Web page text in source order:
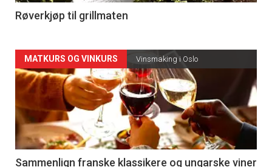
4
Røverkjøp til grillmaten
Forsiden
akkurat
nå
-
MATKURS OG VINKURS Vinsmaking i Oslo
Sammenlign franske klassikere og ungarske viner